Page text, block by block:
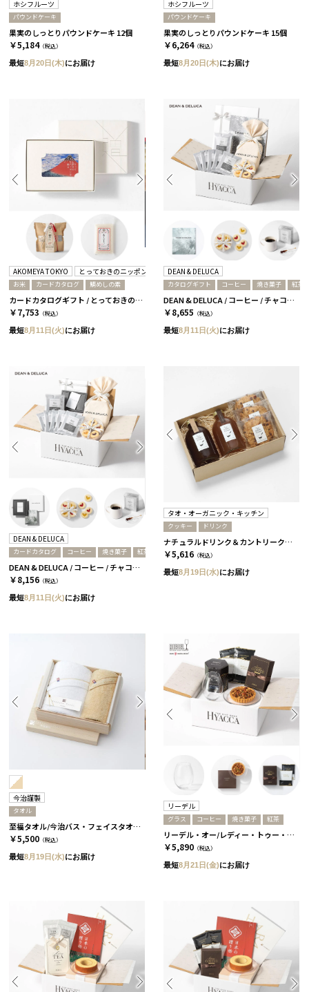
ホシフルーツ
パウンドケーキ
果実のしっとりパウンドケーキ 12個
￥5,184（税込）
最短8月20日(木)にお届け
ホシフルーツ
パウンドケーキ
果実のしっとりパウンドケーキ 15個
￥6,264（税込）
最短8月20日(木)にお届け
AKOMEYA TOKYO とっておきのニッポンを贈る
お米 カードカタログ 鯛めしの素
カードカタログギフト / とっておきのニッポンを贈る+鯛めし+ありがとう米 / 栄-C
￥7,753 （税込）
最短8月11日(火)にお届け
DEAN & DELUCA
カタログギフト コーヒー 焼き菓子 紅茶
DEAN & DELUCA / コーヒー / チャコール
￥8,655 （税込）
最短8月11日(火)にお届け
DEAN & DELUCA
カードカタログ コーヒー 焼き菓子 紅茶
DEAN & DELUCA / コーヒー / チャコール
￥8,156 （税込）
最短8月11日(火)にお届け
タオ・オーガニック・キッチン
クッキー ドリンク
ナチュラルドリンク＆カントリークッキーセット［タオ・オーガニック・キッチン］
￥5,616 （税込）
最短8月19日(水)にお届け
今治謹製
タオル
至福タオル/今治バス・フェイスタオル 2枚セット
￥5,500 （税込）
最短8月19日(水)にお届け
リーデル
グラス コーヒー 焼き菓子 紅茶
リーデル・オー/レディー・トゥー・ドリンク［リーデル］+ナッツタルト+コーヒーor紅茶 コーヒー
￥5,890 （税込）
最短8月21日(金)にお届け